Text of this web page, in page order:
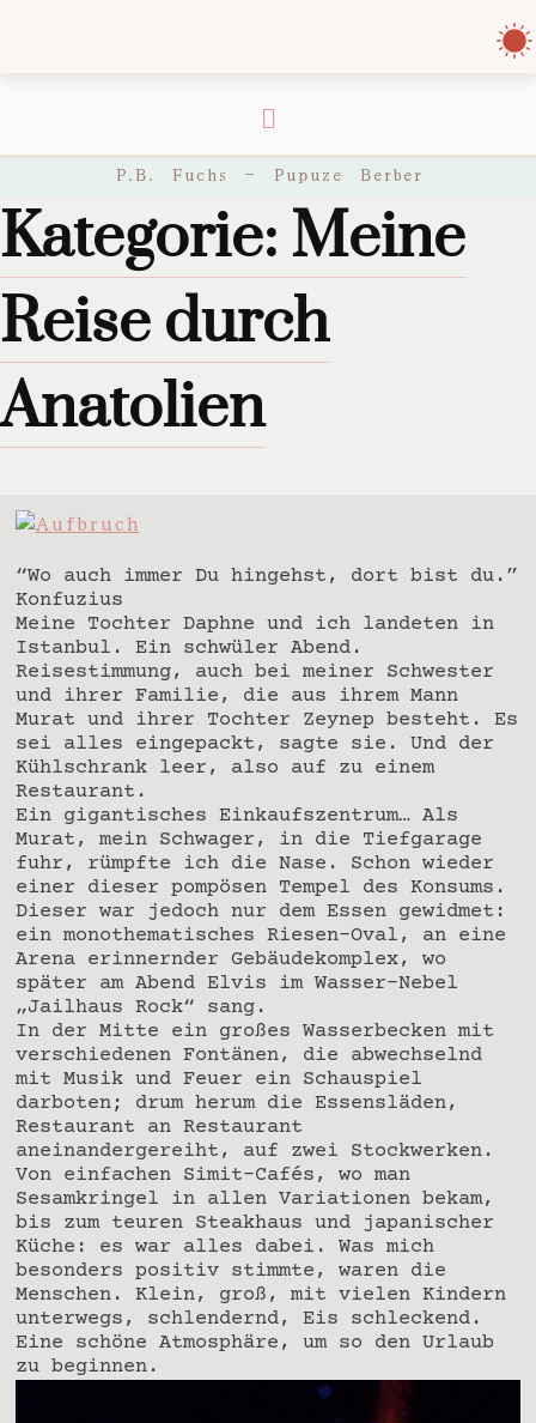
P.B. Fuchs – Pupuze Berber
Kategorie: Meine
Reise durch
Anatolien
“Wo auch immer Du hingehst, dort bist du.”
Konfuzius
Meine Tochter Daphne und ich landeten in
Istanbul. Ein schwüler Abend.
Reisestimmung, auch bei meiner Schwester
und ihrer Familie, die aus ihrem Mann
Murat und ihrer Tochter Zeynep besteht. Es
sei alles eingepackt, sagte sie. Und der
Kühlschrank leer, also auf zu einem
Restaurant.
Ein gigantisches Einkaufszentrum… Als
Murat, mein Schwager, in die Tiefgarage
fuhr, rümpfte ich die Nase. Schon wieder
einer dieser pompösen Tempel des Konsums.
Dieser war jedoch nur dem Essen gewidmet:
ein monothematisches Riesen-Oval, an eine
Arena erinnernder Gebäudekomplex, wo
später am Abend Elvis im Wasser-Nebel
„Jailhaus Rock“ sang.
In der Mitte ein großes Wasserbecken mit
verschiedenen Fontänen, die abwechselnd
mit Musik und Feuer ein Schauspiel
darboten; drum herum die Essensläden,
Restaurant an Restaurant
aneinandergereiht, auf zwei Stockwerken.
Von einfachen Simit-Cafés, wo man
Sesamkringel in allen Variationen bekam,
bis zum teuren Steakhaus und japanischer
Küche: es war alles dabei. Was mich
besonders positiv stimmte, waren die
Menschen. Klein, groß, mit vielen Kindern
unterwegs, schlendernd, Eis schleckend.
Eine schöne Atmosphäre, um so den Urlaub
zu beginnen.